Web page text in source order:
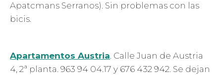
Apatcmans Serranos). Sin problemas con las
bicis.
Apartamentos Austria. Calle Juan de Austria
4, 2ª planta. 963 94 04.17 y 676 432 942. Se dejan